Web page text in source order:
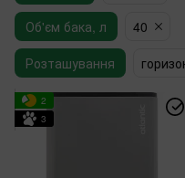
Об'єм бака, л
40
Розташування
2
3